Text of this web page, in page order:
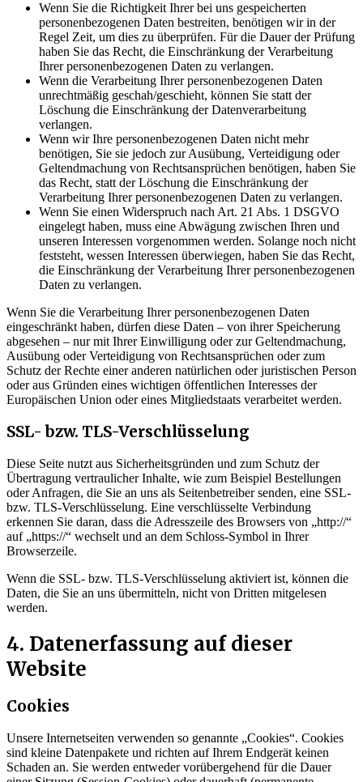
Wenn Sie die Richtigkeit Ihrer bei uns gespeicherten
personenbezogenen Daten bestreiten, benötigen wir in der
Regel Zeit, um dies zu überprüfen. Für die Dauer der Prüfung
haben Sie das Recht, die Einschränkung der Verarbeitung
Ihrer personenbezogenen Daten zu verlangen.
Wenn die Verarbeitung Ihrer personenbezogenen Daten
unrechtmäßig geschah/geschieht, können Sie statt der
Löschung die Einschränkung der Datenverarbeitung
verlangen.
Wenn wir Ihre personenbezogenen Daten nicht mehr
benötigen, Sie sie jedoch zur Ausübung, Verteidigung oder
Geltendmachung von Rechtsansprüchen benötigen, haben Sie
das Recht, statt der Löschung die Einschränkung der
Verarbeitung Ihrer personenbezogenen Daten zu verlangen.
Wenn Sie einen Widerspruch nach Art. 21 Abs. 1 DSGVO
eingelegt haben, muss eine Abwägung zwischen Ihren und
unseren Interessen vorgenommen werden. Solange noch nicht
feststeht, wessen Interessen überwiegen, haben Sie das Recht,
die Einschränkung der Verarbeitung Ihrer personenbezogenen
Daten zu verlangen.
Wenn Sie die Verarbeitung Ihrer personenbezogenen Daten
eingeschränkt haben, dürfen diese Daten – von ihrer Speicherung
abgesehen – nur mit Ihrer Einwilligung oder zur Geltendmachung,
Ausübung oder Verteidigung von Rechtsansprüchen oder zum
Schutz der Rechte einer anderen natürlichen oder juristischen Person
oder aus Gründen eines wichtigen öffentlichen Interesses der
Europäischen Union oder eines Mitgliedstaats verarbeitet werden.
SSL- bzw. TLS-Verschlüsselung
Diese Seite nutzt aus Sicherheitsgründen und zum Schutz der
Übertragung vertraulicher Inhalte, wie zum Beispiel Bestellungen
oder Anfragen, die Sie an uns als Seitenbetreiber senden, eine SSL-
bzw. TLS-Verschlüsselung. Eine verschlüsselte Verbindung
erkennen Sie daran, dass die Adresszeile des Browsers von „http://“
auf „https://“ wechselt und an dem Schloss-Symbol in Ihrer
Browserzeile.
Wenn die SSL- bzw. TLS-Verschlüsselung aktiviert ist, können die
Daten, die Sie an uns übermitteln, nicht von Dritten mitgelesen
werden.
4. Datenerfassung auf dieser
Website
Cookies
Unsere Internetseiten verwenden so genannte „Cookies“. Cookies
sind kleine Datenpakete und richten auf Ihrem Endgerät keinen
Schaden an. Sie werden entweder vorübergehend für die Dauer